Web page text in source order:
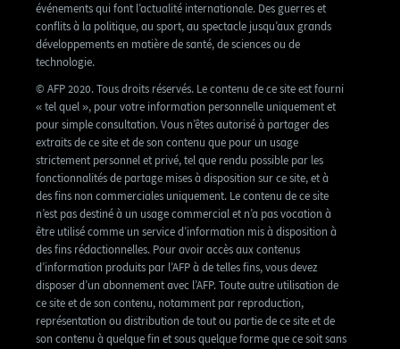
événements qui font l’actualité internationale. Des guerres et
conflits à la politique, au sport, au spectacle jusqu’aux grands
développements en matière de santé, de sciences ou de
technologie.
© AFP 2020. Tous droits réservés. Le contenu de ce site est fourni
« tel quel », pour votre information personnelle uniquement et
pour simple consultation. Vous n’êtes autorisé à partager des
extraits de ce site et de son contenu que pour un usage
strictement personnel et privé, tel que rendu possible par les
fonctionnalités de partage mises à disposition sur ce site, et à
des fins non commerciales uniquement. Le contenu de ce site
n’est pas destiné à un usage commercial et n’a pas vocation à
être utilisé comme un service d’information mis à disposition à
des fins rédactionnelles. Pour avoir accès aux contenus
d’information produits par l’AFP à de telles fins, vous devez
disposer d’un abonnement avec l’AFP. Toute autre utilisation de
ce site et de son contenu, notamment par reproduction,
représentation ou distribution de tout ou partie de ce site et de
son contenu à quelque fin et sous quelque forme que ce soit sans